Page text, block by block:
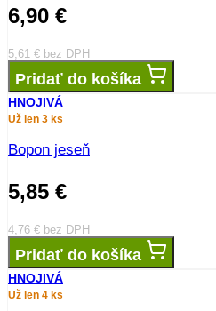
6,90 €
5,61 € bez DPH
Pridať do košíka
HNOJIVÁ
Už len 3 ks
Bopon jeseň
5,85 €
4,76 € bez DPH
Pridať do košíka
HNOJIVÁ
Už len 4 ks